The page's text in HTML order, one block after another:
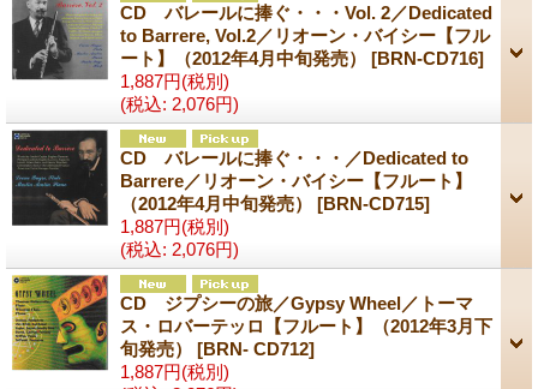
CD バレールに捧ぐ・・・Vol. 2／Dedicated
to Barrere, Vol.2／リオーン・バイシー【フル
ート】（2012年4月中旬発売） [BRN-CD716]
1,887円(税別)
(税込: 2,076円)
CD バレールに捧ぐ・・・／Dedicated to
Barrere／リオーン・バイシー【フルート】
（2012年4月中旬発売） [BRN-CD715]
1,887円(税別)
(税込: 2,076円)
CD ジプシーの旅／Gypsy Wheel／トーマ
ス・ロバーテッロ【フルート】（2012年3月下
旬発売） [BRN- CD712]
1,887円(税別)